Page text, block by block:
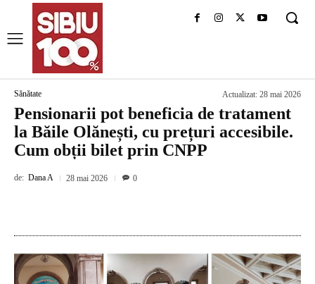
Sănătate Actualizat: 28 mai 2026
Pensionarii pot beneficia de tratament
la Băile Olănești, cu prețuri accesibile.
Cum obții bilet prin CNPP
de: Dana A 28 mai 2026 0